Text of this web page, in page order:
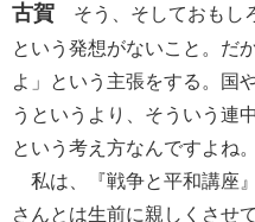
古賀 そう、そしておもし
という発想がないこと。だ
よ」という主張をする。国
うというより、そういう連
という考え方なんですよね。
私は、『戦争と平和講座
さんとは生前に親しくさせ